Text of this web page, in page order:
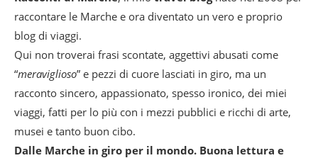
raccontare le Marche e ora diventato un vero e proprio
blog di viaggi.
Qui non troverai frasi scontate, aggettivi abusati come
“meraviglioso” e pezzi di cuore lasciati in giro, ma un
racconto sincero, appassionato, spesso ironico, dei miei
viaggi, fatti per lo più con i mezzi pubblici e ricchi di arte,
musei e tanto buon cibo.
Dalle Marche in giro per il mondo. Buona lettura e